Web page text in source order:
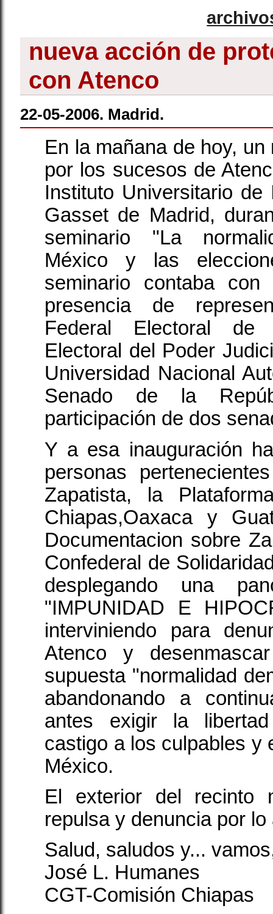
nueva acción de
con Atenco
22-05-2006. Madrid.
En la mañana de hoy,
por los sucesos de
Instituto Universitario
Gasset de Madrid,
seminario "La
México y las
seminario contaba
presencia de
Federal Electoral de
Electoral del Poder
Universidad Nacional
Senado de la
participación de dos
Y a esa inauguración
personas
Zapatista, la
Chiapas,Oaxaca y
Documentacion sobre
Confederal de
desplegando una
"IMPUNIDAD E
interviniendo para
Atenco y
supuesta "normalidad
abandonando a
antes exigir la
castigo a los culpables y
México.
El exterior del recinto
repulsa y denuncia por
Salud, saludos y...
José L. Humanes
CGT-Comisión Chiapas